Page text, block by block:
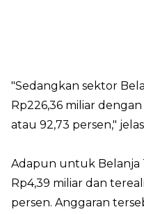
"Sedangkan sektor
Rp226,36 miliar
atau 92,73 persen,"
Adapun untuk Belanja
Rp4,39 miliar dan
persen. Anggaran